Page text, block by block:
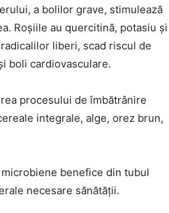
a bolilor grave, stimulează
Roșiile au quercitină, potasiu și
liberi, scad riscul de
boli cardiovasculare.
procesului de îmbătrânire
integrale, alge, orez brun,
benefice din tubul
necesare sănătății.